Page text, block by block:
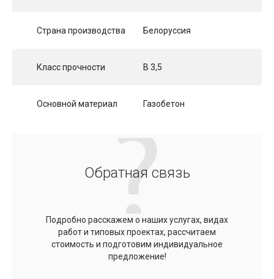
Страна производства Белоруссия
Класс прочности B 3,5
Основной материал Газобетон
Обратная связь
Подробно расскажем о наших услугах, видах
работ и типовых проектах, рассчитаем
стоимость и подготовим индивидуальное
предложение!